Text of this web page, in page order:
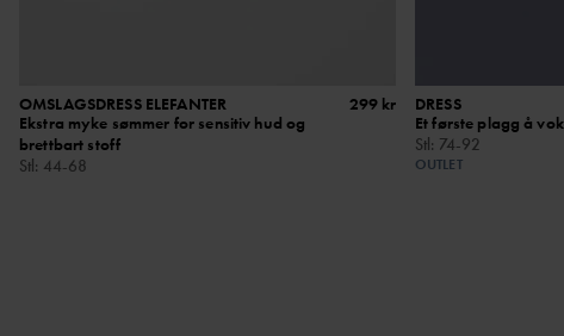
OMSLAGSDRESS ELEFANTER
Ekstra myke sømmer for sensitiv hud og
brettbart stoff
Stl : 44-68
299 kr
DRESS
Et første plagg å
Stl : 74-92
OUTLET